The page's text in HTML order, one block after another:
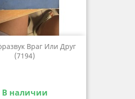
Враг Или Друг
(7194)
В наличии